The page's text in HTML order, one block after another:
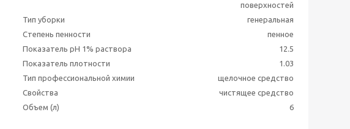
поверхностей
Тип уборки
генеральная
Степень пенности
пенное
Показатель pH 1% раствора
12.5
Показатель плотности
1.03
Тип профессиональной химии
щелочное средство
Свойства
чистящее средство
Объем (л)
6